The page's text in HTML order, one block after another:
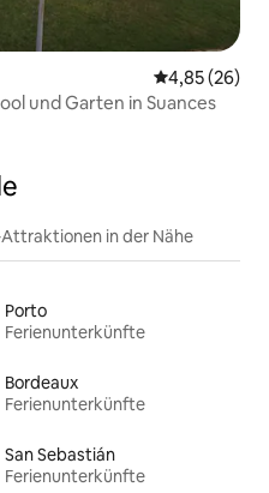
4,85 (26)
und Garten in Suances
in der Nähe
Porto
Ferienunterkünfte
Bordeaux
Ferienunterkünfte
San Sebastián
Ferienunterkünfte